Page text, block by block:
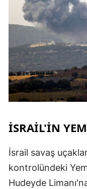
İSRAIL'IN
İsrail savaş
kontrolündeki
Hudeyde